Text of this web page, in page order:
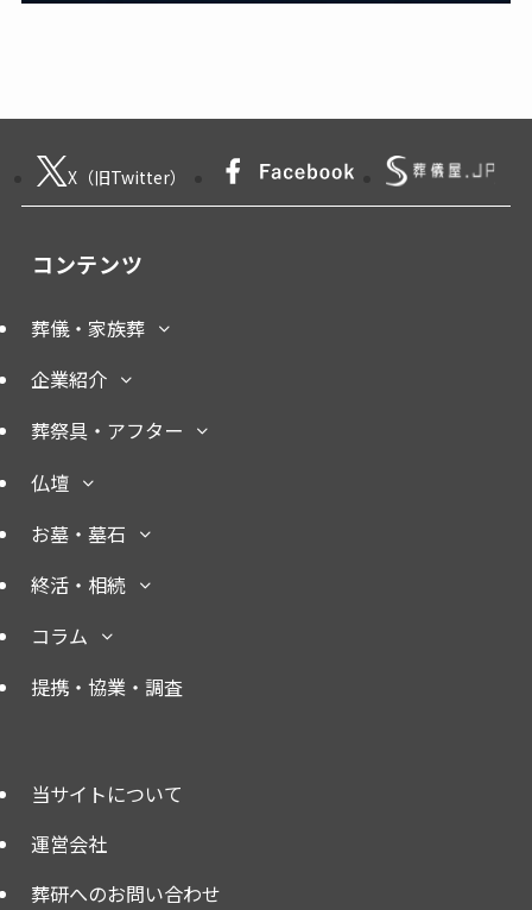
X（旧Twitter）
コンテンツ
葬儀・家族葬
企業紹介
葬祭具・アフター
仏壇
お墓・墓石
終活・相続
コラム
提携・協業・調査
当サイトについて
運営会社
葬研へのお問い合わせ